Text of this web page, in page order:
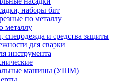
наборы бит
по металлу
металлу
спецодежда и средства защиты
для сварки
инструмента
машины (УШМ)